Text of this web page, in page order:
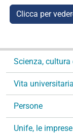
Clicca per
i
a
Scienza, cultura
Vita universitaria
Persone
Unife, le